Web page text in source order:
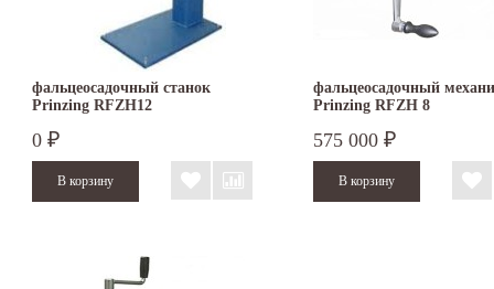
фальцеосадочный станок
Prinzing RFZH12
0 ₽
фальцеосадочный
Prinzing RFZH 8
575 000 ₽